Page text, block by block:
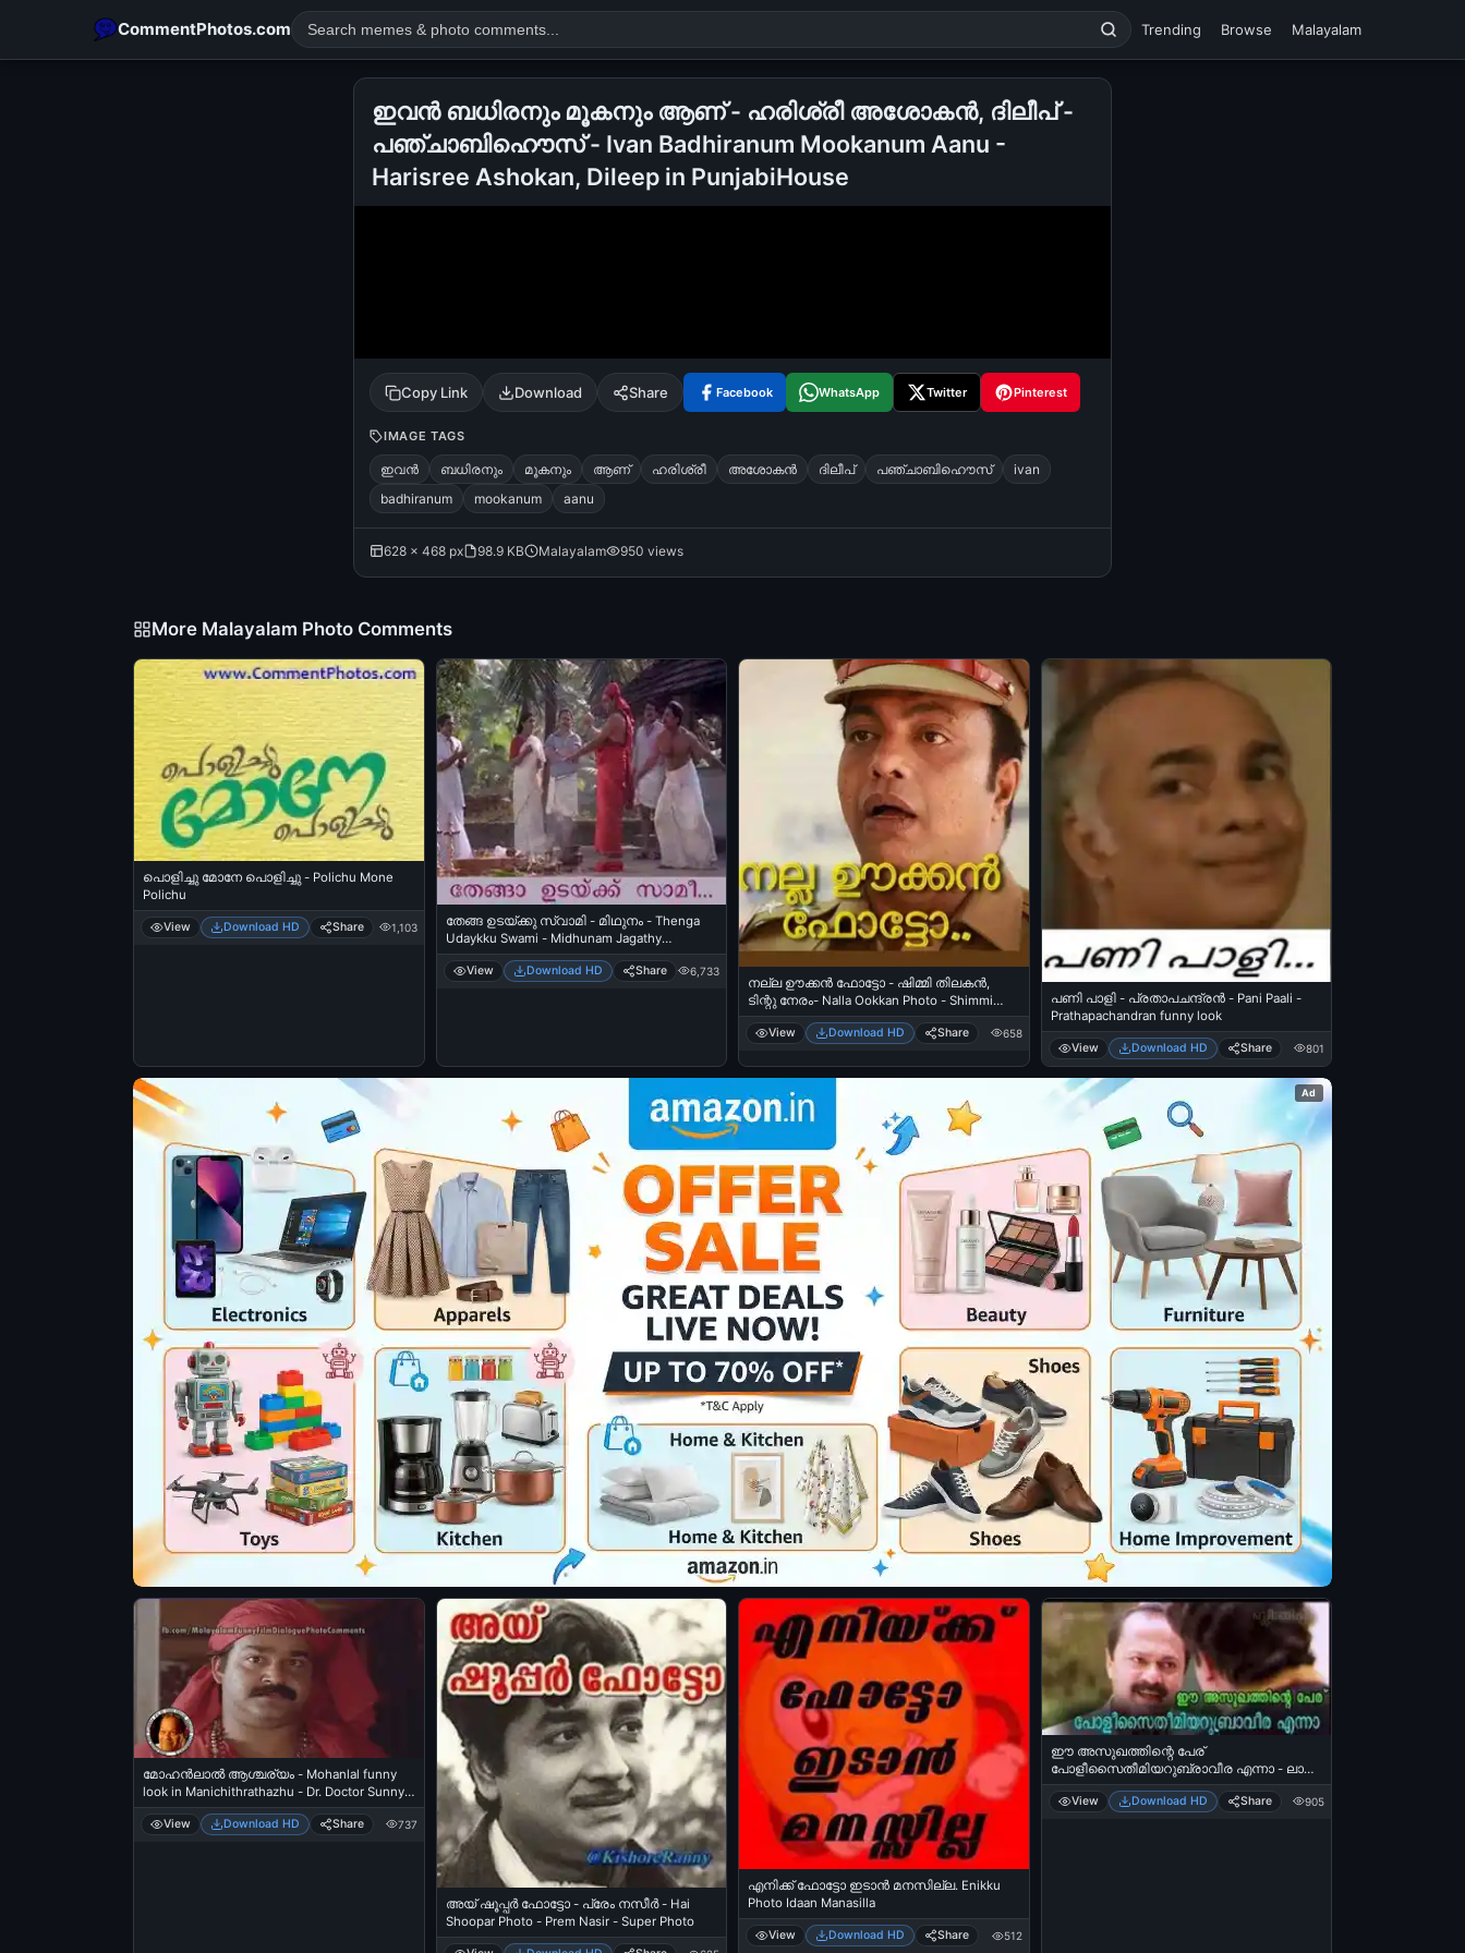
CommentPhotos.com Trending Browse Malayalam
Search
ഇവന്‍ ബധിരനും മൂകനും ആണ് - ഹരിശ്രീ അശോകന്‍, ദിലീപ് -
പഞ്ചാബിഹൌസ് - Ivan Badhiranum Mookanum Aanu -
Harisree Ashokan, Dileep in PunjabiHouse
Copy Link Download Share Facebook WhatsApp Twitter Pinterest
IMAGE TAGS
ഇവന്‍ ബധിരനും മൂകനും ആണ് ഹരിശ്രീ അശോകന്‍ ദിലീപ് പഞ്ചാബിഹൌസ്
ivan
badhiranum
mookanum aanu
628 × 468 px 98.9 KB Malayalam 950 views
More Malayalam Photo Comments
പൊളിച്ചു മോനേ പൊളിച്ചു - Polichu Mone
Polichu
View Download HD Share 1,103
തേങ്ങ ഉടയ്ക്കു സ്വാമി - മിഥുനം - Thenga
Udaykku Swami - Midhunam Jagathy
Sreekumar, Innocent
View Download HD Share 6,733
നല്ല ഊക്കന്‍ ഫോട്ടോ - ഷിമ്മി തിലകന്‍,
ടിന്റു നേരം- Nalla Ookkan Photo - Shimmi
Thilakan as Tintu In Neram
View Download HD Share 658
പണി പാളി - പ്രതാപചന്ദ്രന്‍ - Pani Paali -
Prathapachandran funny look
View Download HD Share 801
Ad
മോഹന്‍ലാല്‍ ആശ്ചര്യം - Mohanlal funny
look in Manichithrathazhu - Dr. Doctor Sunny
Joseph
View Download HD Share 737
അയ്‌ ഷൂപ്പര്‍ ഫോട്ടോ - പ്രേം നസീര്‍ - Hai
Shoopar Photo - Prem Nasir - Super Photo
എനിക്ക് ഫോട്ടോ ഇടാന്‍ മനസില്ല. Enikku
Photo Idaan Manasilla
View Download HD Share 512
ഈ അസുഖത്തിന്റെ പേര്
പോളീസൈതീമിയറുബ്രാവീര എന്നാ - ലാലു
അലക്സ്‌ മോഹന്‍ലാല്‍ മിന്നാരം - Ee
asukhathinte peru Polisaimiyarubravira ennaa
View Download HD Share 905